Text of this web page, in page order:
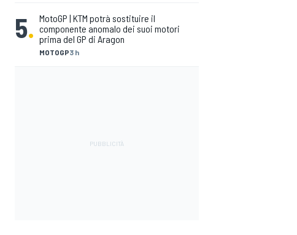
5.
MOTOGP3 h
MotoGP | KTM potrà sostituire il
componente anomalo dei suoi motori
prima del GP di Aragon